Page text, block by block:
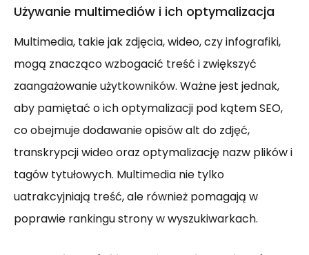
Używanie multimediów i ich optymalizacja
Multimedia, takie jak zdjęcia, wideo, czy infografiki,
mogą znacząco wzbogacić treść i zwiększyć
zaangażowanie użytkowników. Ważne jest jednak,
aby pamiętać o ich optymalizacji pod kątem SEO,
co obejmuje dodawanie opisów alt do zdjęć,
transkrypcji wideo oraz optymalizację nazw plików i
tagów tytułowych. Multimedia nie tylko
uatrakcyjniają treść, ale również pomagają w
poprawie rankingu strony w wyszukiwarkach.